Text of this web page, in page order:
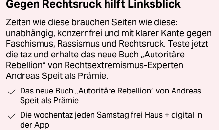
Gegen Rechtsruck hilft Linksblick
Zeiten wie diese brauchen Seiten wie diese:
unabhängig, konzernfrei und mit klarer Kante gegen
Faschismus, Rassismus und Rechtsruck. Teste jetzt
die taz und erhalte das neue Buch „Autoritäre
Rebellion“ von Rechtsextremismus-Experten
Andreas Speit als Prämie.
Das neue Buch „Autoritäre Rebellion“ von Andreas
Speit als Prämie
Die wochentaz jeden Samstag frei Haus + digital in
der App